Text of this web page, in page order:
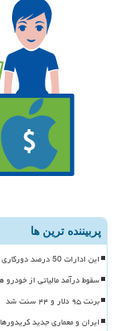
پربیننده ترین ها
این ادارات 50 درصد دورکاری شدند
سقوط درآمد مالیاتی از
برنت ۹۵ دلار و ۴۴ سنت شد
ایران و معماری جدید کریدورها